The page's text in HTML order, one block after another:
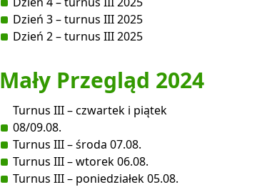
Dzień 3 – turnus III 2025
Dzień 2 – turnus III 2025
Mały Przegląd 2024
Turnus III – czwartek i piątek
08/09.08.
Turnus III – środa 07.08.
Turnus III – wtorek 06.08.
Turnus III – poniedziałek 05.08.